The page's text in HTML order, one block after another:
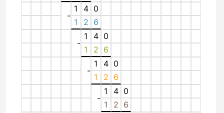
-
1 4 0
1
2 6
-
1 4 0
1
2 6
-
1 4 0
1
2 6
-
1 4 0
1
2 6